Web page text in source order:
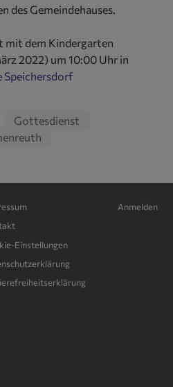
des Gemeindehauses.
mit dem Kindergarten
2022) um 10:00 Uhr in
Speichersdorf
Gottesdienst
Einstellungen
Anmelden